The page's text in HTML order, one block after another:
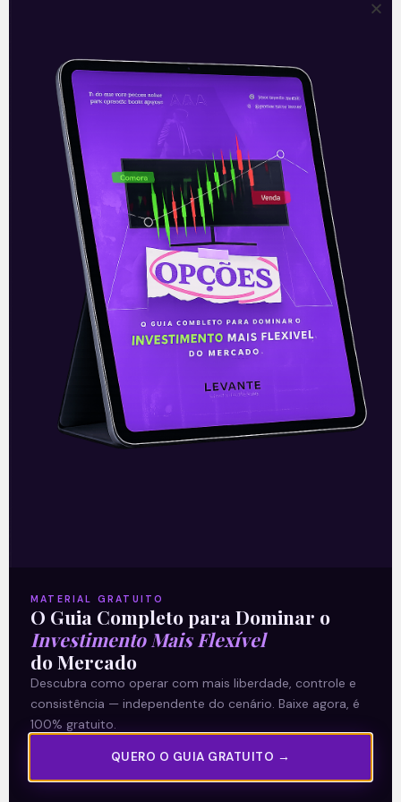
Vibra Energia compra até 50%
da Comerc
Na noite da última sexta-feira (08), a
Vibra Energia (BRDT3, antiga BR
Distribuidora) anunciou a celebração de
contratos que permitem a compra de
até 50%
Leia mais
11/10/2021
Sobre nós
Termos e Condições
Política de Privacidade
Explore
E Eu Com Isso?
MATERIAL GRATUITO
O Guia Completo para Dominar o
Investimento Mais Flexível
do Mercado
Descubra como operar com mais liberdade, controle e
consistência — independente do cenário. Baixe agora, é
100% gratuito.
QUERO O GUIA GRATUITO →